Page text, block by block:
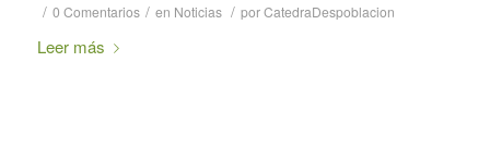
/ 0 Comentarios / en Noticias / porCatedraDespoblacion
Leer más